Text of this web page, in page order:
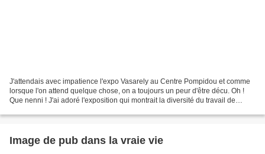
J'attendais avec impatience l'expo Vasarely au Centre Pompidou et comme
lorsque l'on attend quelque chose, on a toujours un peur d'être décu. Oh !
Que nenni ! J'ai adoré l'exposition qui montrait la diversité du travail de
Image de pub dans la vraie vie